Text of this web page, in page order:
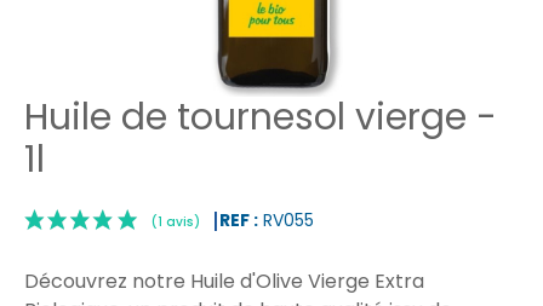
Huile de tournesol vierge -
1l
REF : RV055
Découvrez notre Huile d'Olive Vierge Extra